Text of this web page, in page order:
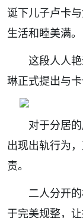
诞下儿子卢卡
生活和睦美满。
这段人人
琳正式提出与卡
对于分居
出现出轨行为
责。
二人分开
于完美规整，